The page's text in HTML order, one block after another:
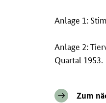
Anlage 1:
Anlage 2:
Quartal 1953.
Zum